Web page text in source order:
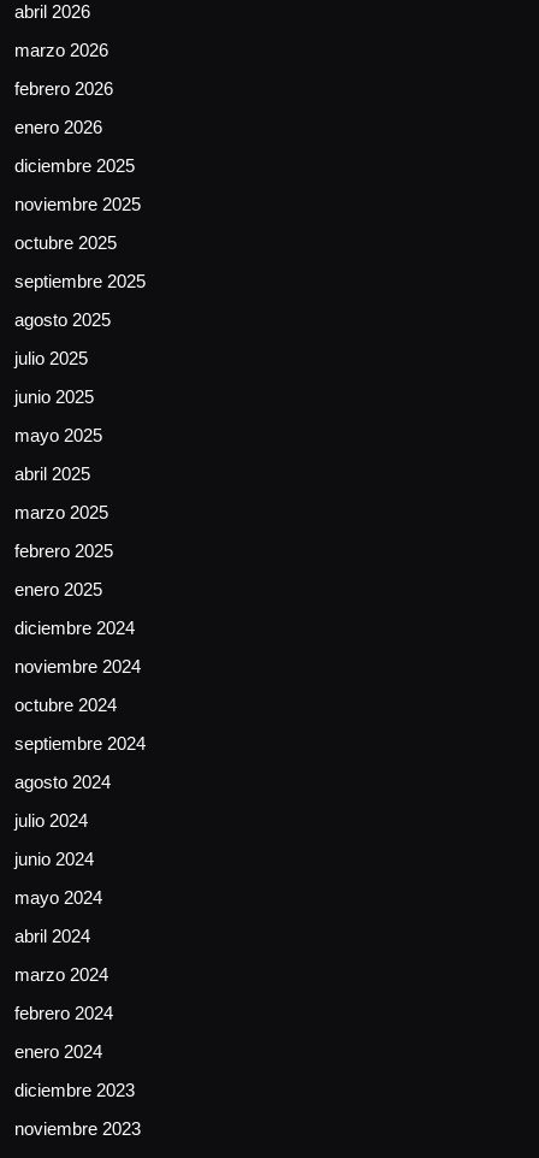
abril 2026
marzo 2026
febrero 2026
enero 2026
diciembre 2025
noviembre 2025
octubre 2025
septiembre 2025
agosto 2025
julio 2025
junio 2025
mayo 2025
abril 2025
marzo 2025
febrero 2025
enero 2025
diciembre 2024
noviembre 2024
octubre 2024
septiembre 2024
agosto 2024
julio 2024
junio 2024
mayo 2024
abril 2024
marzo 2024
febrero 2024
enero 2024
diciembre 2023
noviembre 2023